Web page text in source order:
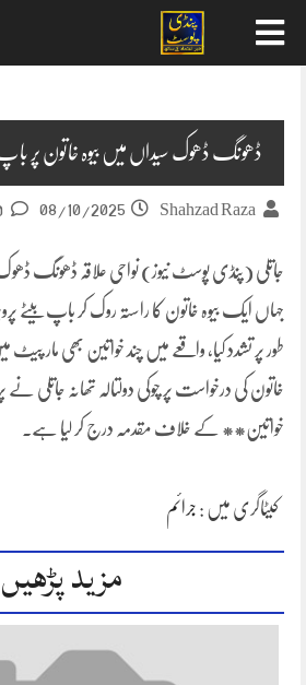
ڈھونگ ڈھوک سیداں میں بیوہ خاتون پر باپ
Shahzad Raza
08/10/2025
جاتلی (پنڈی پوسٹ نیوز) نواحی علاقہ ڈھونگ ڈھوک
جہاں ایک بیوہ خاتون کا راستہ روک کر باپ بیٹے
طور پر تشدد کیا، واقعے میں چند خواتین بھی مار
خاتون کی درخواست پر چوکی دولتالہ تھانہ جاتلی نے
خواتین** کے خلاف مقدمہ درج کر لیا ہے۔
کیٹاگری میں : جرائم
مزید پڑھیں